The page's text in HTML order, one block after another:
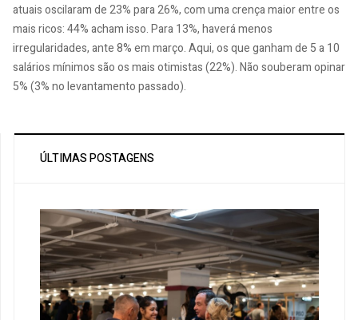
atuais oscilaram de 23% para 26%, com uma crença maior entre os
mais ricos: 44% acham isso. Para 13%, haverá menos
irregularidades, ante 8% em março. Aqui, os que ganham de 5 a 10
salários mínimos são os mais otimistas (22%). Não souberam opinar
5% (3% no levantamento passado).
ÚLTIMAS POSTAGENS